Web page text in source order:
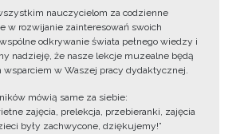
nauczycielom za codzienne
w rozwijanie zainteresowań swoich
odkrywanie świata pełnego wiedzy i
nadzieję, że nasze lekcje muzealne będą
wsparciem w Waszej pracy dydaktycznej.
mówią same za siebie:
zajęcia, prelekcja, przebieranki, zajęcia
były zachwycone, dziękujemy!”